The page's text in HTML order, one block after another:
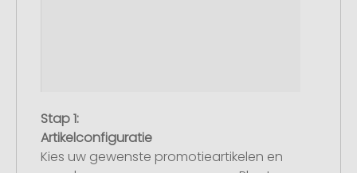
Stap 1:
Artikelconfiguratie
Kies uw gewenste promotieartikelen en